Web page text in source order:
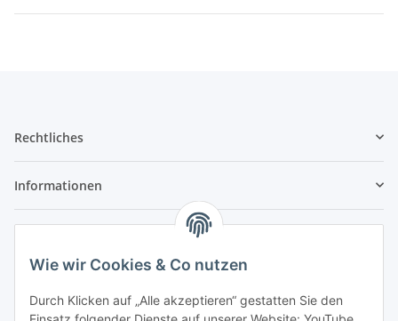
Wie wir Cookies & Co nutzen
Durch Klicken auf „Alle akzeptieren“ gestatten Sie den
Rechtliches
Informationen
Wir sind kein Spielwarenhändler i. S. d.
Spielwarenverordnung